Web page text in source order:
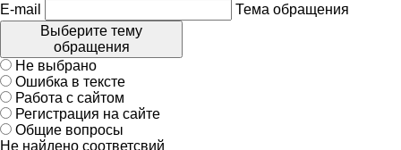
E-mail
Тема обращения
Выберите тему
обращения
Не выбрано
Ошибка в тексте
Работа с сайтом
Регистрация на сайте
Общие вопросы
Не найдено соответсвий